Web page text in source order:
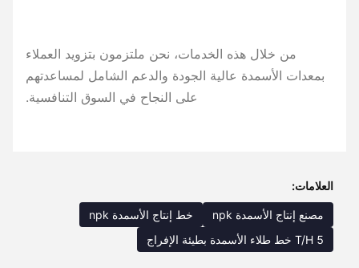
من خلال هذه الخدمات، نحن ملتزمون بتزويد العملاء
بمعدات الأسمدة عالية الجودة والدعم الشامل لمساعدتهم
على النجاح في السوق التنافسية.
العلامات:
مصنع إنتاج الأسمدة npk
خط إنتاج الأسمدة npk